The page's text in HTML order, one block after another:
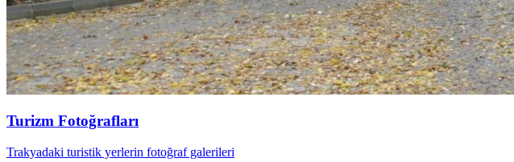
Turizm Fotoğrafları
Trakyadaki turistik yerlerin fotoğraf galerileri